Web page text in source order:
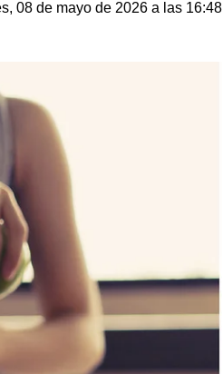
08 de mayo de 2026 a las 16:48